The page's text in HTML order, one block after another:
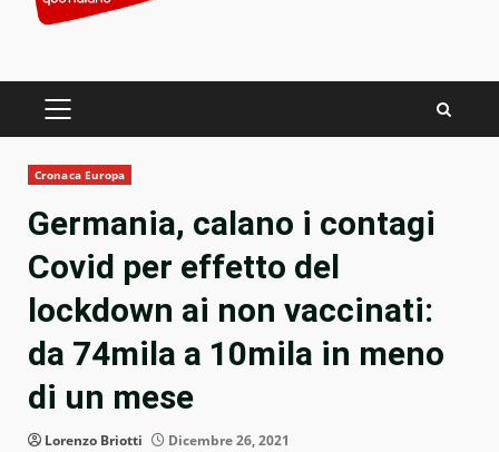
PRIMARY
Cronaca Europa
Germania, calano i contagi
Covid per effetto del
lockdown ai non vaccinati:
da 74mila a 10mila in meno
di un mese
Lorenzo Briotti Dicembre 26, 2021